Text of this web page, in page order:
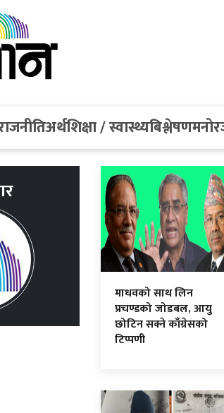
अर्थशिक्षा / स्वास्थ्यबिश्लेषण
माधवको साथ लिन
प्रचण्डको जोडबल, आयु
छोटिन सक्ने काँग्रेसको
टिप्पणी